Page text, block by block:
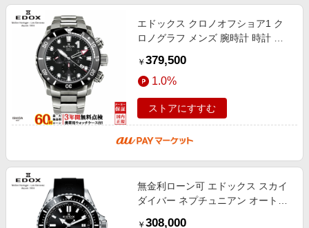
エドックス クロノオフショア1 ク
ロノグラフ メンズ 腕時計 時計 ク
￥ 379,500
1.0%
ストアにすすむ
無金利ローン可 エドックス スカイ
ダイバー ネプチュニアン オートマ
￥ 308,000